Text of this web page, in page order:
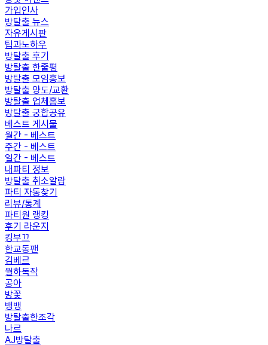
가입인사
방탈출 뉴스
자유게시판
팁과노하우
방탈출 후기
방탈출 한줄평
방탈출 모임홍보
방탈출 양도/교환
방탈출 업체홍보
방탈출 궁합공유
베스트 게시물
월간 - 베스트
주간 - 베스트
일간 - 베스트
내파티 정보
방탈출 취소알람
파티 자동찾기
리뷰/통계
파티원 랭킹
후기 라운지
킹부끄
한교동팬
김베르
월하독작
공아
방꽃
뱅뱅
방탈출한조각
나르
AJ방탈출